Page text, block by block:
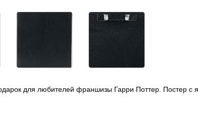
для любителей франшизы Гарри Поттер. Постер